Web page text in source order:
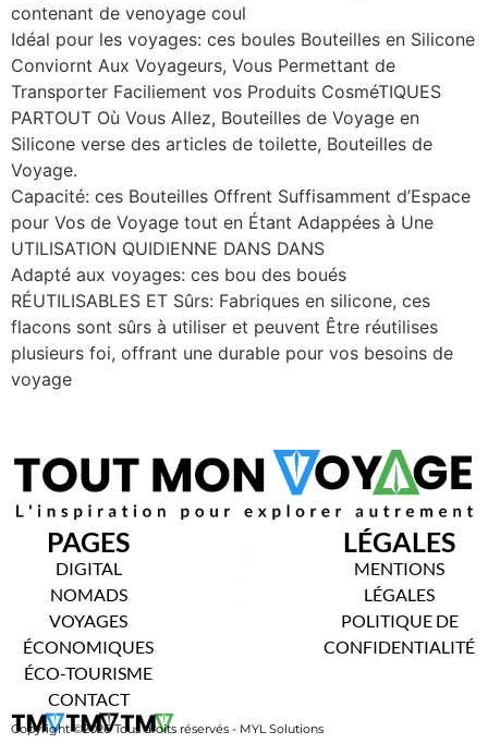
contenant de venoyage coul
Idéal pour les voyages: ces boules Bouteilles en Silicone
Conviornt Aux Voyageurs, Vous Permettant de
Transporter Faciliement vos Produits CosméTIQUES
PARTOUT Où Vous Allez, Bouteilles de Voyage en
Silicone verse des articles de toilette, Bouteilles de
Voyage.
Capacité: ces Bouteilles Offrent Suffisamment d’Espace
pour Vos de Voyage tout en Étant Adappées à Une
UTILISATION QUIDIENNE DANS DANS
Adapté aux voyages: ces bou des boués
RÉUTILISABLES ET Sûrs: Fabriques en silicone, ces
flacons sont sûrs à utiliser et peuvent Être réutilises
plusieurs foi, offrant une durable pour vos besoins de
voyage
PAGES
DIGITAL
NOMADS
VOYAGES
ÉCONOMIQUES
ÉCO-TOURISME
CONTACT
LÉGALES
MENTIONS
LÉGALES
POLITIQUE DE
CONFIDENTIALITÉ
Copyright ©2026 Tous droits réservés - MYL Solutions